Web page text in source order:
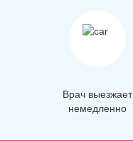
Врач выезжает
немедленно